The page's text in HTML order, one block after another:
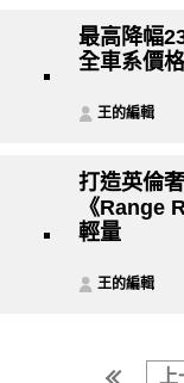
最高降幅
全車系價
王的編輯
打造英倫
《Range
輕量
王的編輯